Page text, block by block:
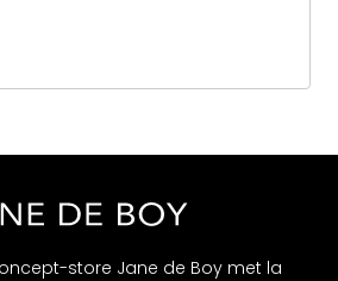
store Jane de Boy met la